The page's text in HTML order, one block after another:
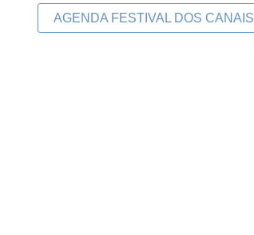
AGENDA FESTIVAL DOS CANAIS